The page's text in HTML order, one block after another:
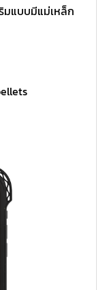
มแบบมีแม่เหล็ก